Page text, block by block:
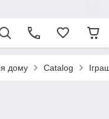
дому Catalog